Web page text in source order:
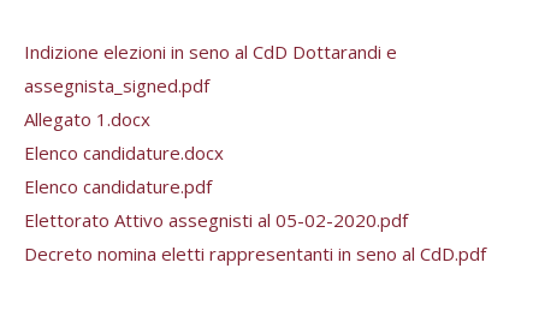
Indizione elezioni in seno al CdD Dottarandi e
assegnista_signed.pdf
Allegato 1.docx
Elenco candidature.docx
Elenco candidature.pdf
Elettorato Attivo assegnisti al 05-02-2020.pdf
Decreto nomina eletti rappresentanti in seno al CdD.pdf